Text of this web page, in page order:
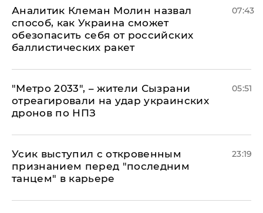
Аналитик Клеман Молин назвал
способ, как Украина сможет
обезопасить себя от российских
баллистических ракет
07:43
"Метро 2033", – жители Сызрани
отреагировали на удар украинских
дронов по НПЗ
05:51
Усик выступил с откровенным
признанием перед "последним
танцем" в карьере
23:19